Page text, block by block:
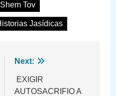
Tov
Jasídicas
Next:
EXIGIR
AUTOSACRIFIO A